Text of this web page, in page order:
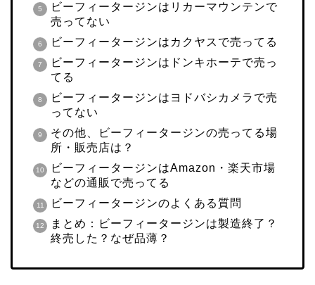
ビーフィータージンはリカーマウンテンで
売ってない
ビーフィータージンはカクヤスで売ってる
ビーフィータージンはドンキホーテで売っ
てる
ビーフィータージンはヨドバシカメラで売
ってない
その他、ビーフィータージンの売ってる場
所・販売店は？
ビーフィータージンはAmazon・楽天市場
などの通販で売ってる
ビーフィータージンのよくある質問
まとめ：ビーフィータージンは製造終了？
終売した？なぜ品薄？